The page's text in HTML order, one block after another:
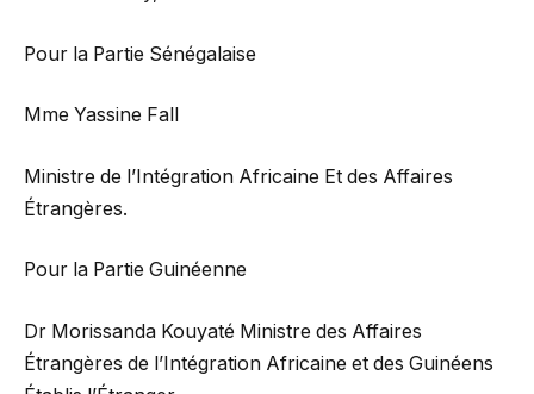
Pour la Partie Sénégalaise
Mme Yassine Fall
Ministre de l’Intégration Africaine Et des Affaires
Étrangères.
Pour la Partie Guinéenne
Dr Morissanda Kouyaté Ministre des Affaires
Étrangères de l’Intégration Africaine et des Guinéens